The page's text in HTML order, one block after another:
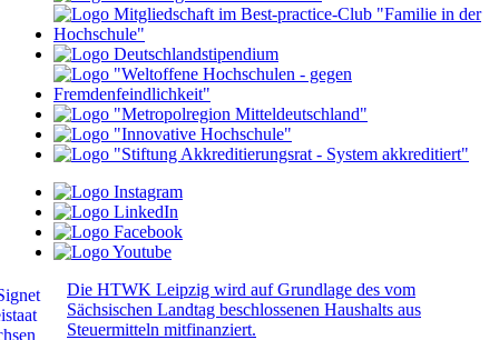
Die HTWK Leipzig wird auf Grundlage des vom
Sächsischen Landtag beschlossenen Haushalts aus
Steuermitteln mitfinanziert.